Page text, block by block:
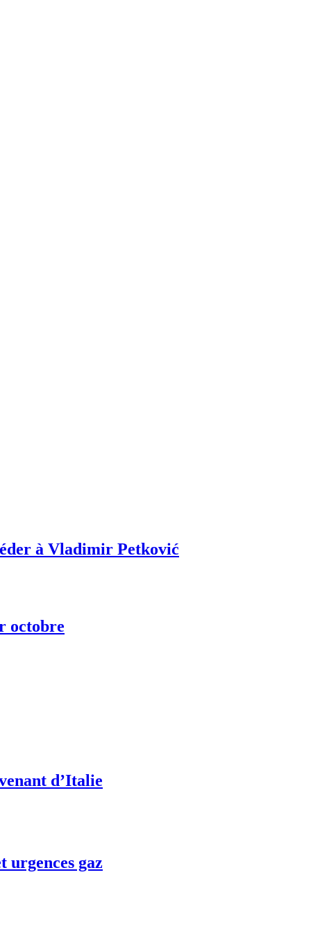
à Vladimir Petković
octobre
d’Italie
urgences gaz